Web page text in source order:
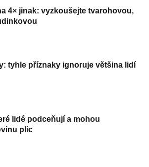
4× jinak: vyzkoušejte tvarohovou,
tyhle příznaky ignoruje většina lidí
lidé podceňují a mohou
plic